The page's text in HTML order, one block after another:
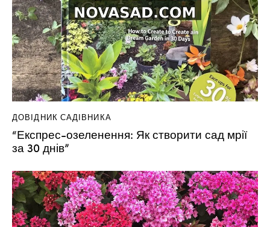
ДОВІДНИК САДІВНИКА
“Експрес-озеленення: Як створити сад мрії
за 30 днів”